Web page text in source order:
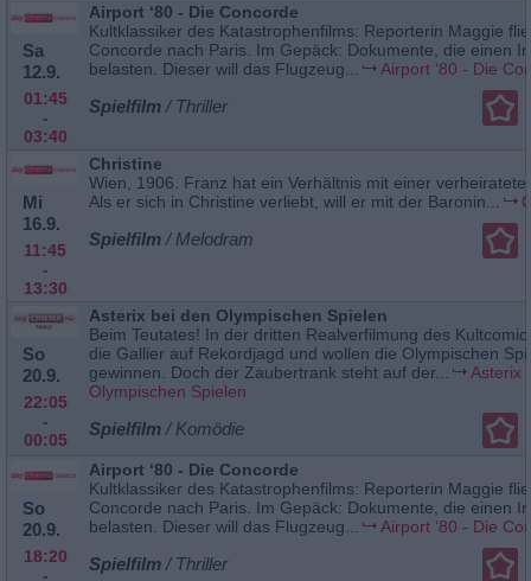
Sa
12.9.
01:45
-
03:40
Airport ‘80 - Die Concorde
Kultklassiker des Katastrophenfilms: Reporterin Maggie
Concorde nach Paris. Im Gepäck: Dokumente, die einen
belasten. Dieser will das Flugzeug...
Airport ‘80 - Die
Spielfilm / Thriller
Mi
16.9.
11:45
-
13:30
Christine
Wien, 1906. Franz hat ein Verhältnis mit einer
Als er sich in Christine verliebt, will er mit der Baronin...
Spielfilm / Melodram
So
20.9.
22:05
-
00:05
Asterix bei den Olympischen Spielen
Beim Teutates! In der dritten Realverfilmung des
die Gallier auf Rekordjagd und wollen die Olympischen
gewinnen. Doch der Zaubertrank steht auf der...
Asterix
Olympischen Spielen
Spielfilm / Komödie
So
20.9.
18:20
-
Airport ‘80 - Die Concorde
Kultklassiker des Katastrophenfilms: Reporterin Maggie
Concorde nach Paris. Im Gepäck: Dokumente, die einen
belasten. Dieser will das Flugzeug...
Airport ‘80 - Die
Spielfilm / Thriller